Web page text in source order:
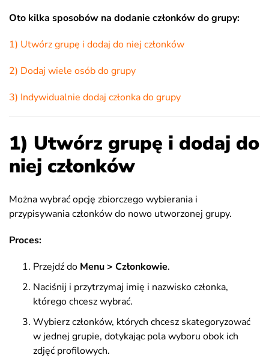
Oto kilka sposobów na dodanie członków do grupy:
1) Utwórz grupę i dodaj do niej członków
2) Dodaj wiele osób do grupy
3) Indywidualnie dodaj członka do grupy
1) Utwórz grupę i dodaj do
niej członków
Można wybrać opcję zbiorczego wybierania i
przypisywania członków do nowo utworzonej grupy.
Proces:
Przejdź do Menu > Członkowie.
Naciśnij i przytrzymaj imię i nazwisko członka,
którego chcesz wybrać.
Wybierz członków, których chcesz skategoryzować
w jednej grupie, dotykając pola wyboru obok ich
zdjęć profilowych.